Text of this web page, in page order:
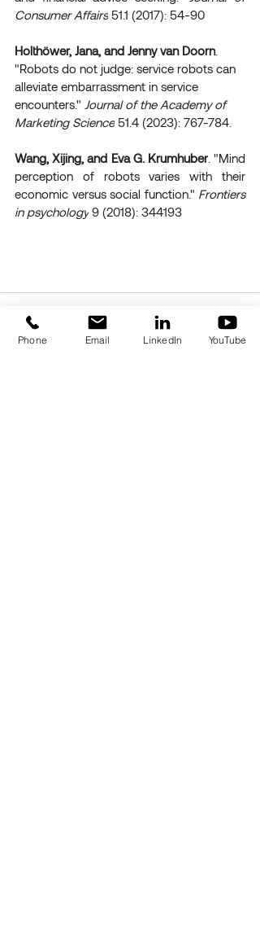
Consumer Affairs 51.1 (2017): 54-90
Holthöwer, Jana, and Jenny van Doorn
"Robots do not judge: service robots can
alleviate embarrassment in service
encounters." Journal of the Academy of
Marketing Science 51.4 (2023): 767-784.
Wang, Xijing, and Eva G. Krumhuber. "Mind
perception of robots varies with their
economic versus social function." Frontiers
in psychology 9 (2018): 344193
Phone Email LinkedIn YouTube